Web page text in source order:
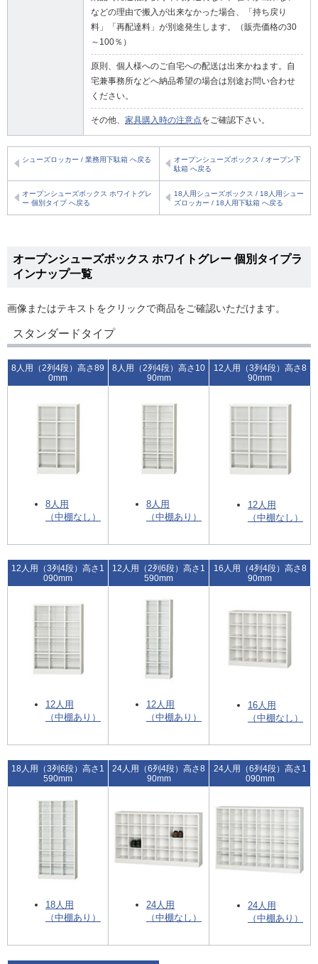
などの理由で搬入が出来なかった場合、「持ち戻り
料」「再配達料」が別途発生します。（販売価格の30
～100％）
原則、個人様へのご自宅への配送は出来かねます。自
宅兼事務所などへ納品希望の場合は別途お問い合わせ
ください。
その他、 家具購入時の注意点をご確認下さい。
シューズロッカー / 業務用下駄箱 へ戻る
オープンシューズボックス / オープン下
駄箱 へ戻る
オープンシューズボックス ホワイトグレ
ー 個別タイプ へ戻る
18人用シューズボックス / 18人用シュー
ズロッカー / 18人用下駄箱 へ戻る
オープンシューズボックス ホワイトグレー 個別タイプラ
インナップ一覧
画像またはテキストをクリックで商品をご確認いただけます。
スタンダードタイプ
8人用（2列4段）高さ89
0mm
8人用（2列4段）高さ10
90mm
12人用（3列4段）高さ8
90mm
8人用
（中棚なし）
8人用
（中棚あり）
12人用
（中棚なし）
12人用（3列4段）高さ1
090mm
12人用（2列6段）高さ1
590mm
16人用（4列4段）高さ8
90mm
12人用
（中棚あり）
12人用
（中棚あり）
16人用
（中棚なし）
18人用（3列6段）高さ1
590mm
24人用（6列4段）高さ8
90mm
24人用（6列4段）高さ1
090mm
18人用
（中棚あり）
24人用
（中棚なし）
24人用
（中棚あり）